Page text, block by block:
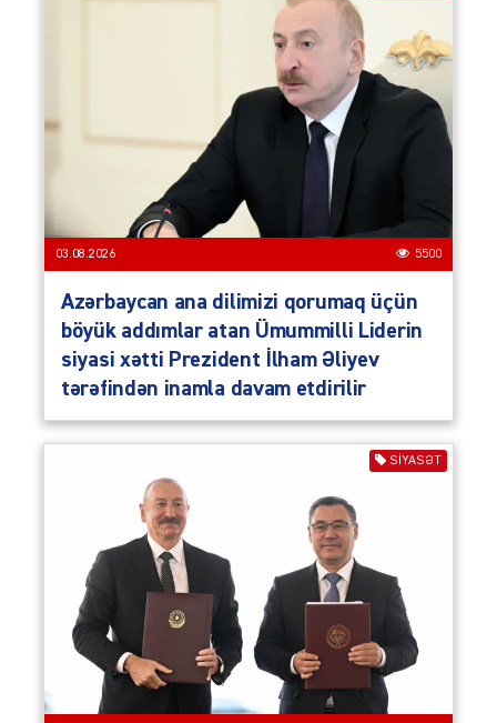
03.08.2026 5500
Azərbaycan ana dilimizi qorumaq üçün
böyük addımlar atan Ümummilli Liderin
siyasi xətti Prezident İlham Əliyev
tərəfindən inamla davam etdirilir
SIYASƏT